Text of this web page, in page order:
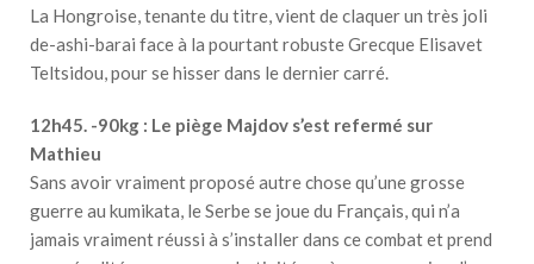
La Hongroise, tenante du titre, vient de claquer un très joli
de-ashi-barai face à la pourtant robuste Grecque Elisavet
Teltsidou, pour se hisser dans le dernier carré.
12h45. -90kg : Le piège Majdov s’est refermé sur
Mathieu
Sans avoir vraiment proposé autre chose qu’une grosse
guerre au kumikata, le Serbe se joue du Français, qui n’a
jamais vraiment réussi à s’installer dans ce combat et prend